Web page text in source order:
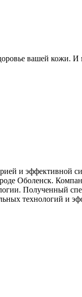
вашей кожи.
и эффективной
Оболенск.
Полученный
технологий и